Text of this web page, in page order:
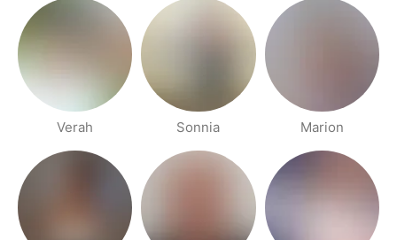
Verah Sonnia Marion